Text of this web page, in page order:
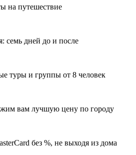
на путешествие
семь дней до и после
туры и группы от 8 человек
вам лучшую цену по городу
без %, не выходя из дома